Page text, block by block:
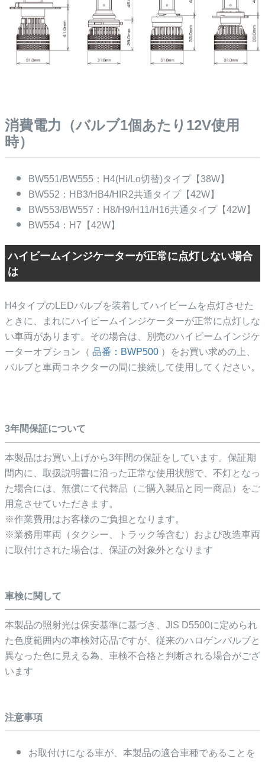
消費電力（バルブ1個あたり12V使用
時）
BW551/BW555：H4(Hi/Lo切替)タイプ【38W】
BW552：HB3/HB4/HIR2共通タイプ【42W】
BW553/BW557：H8/H9/H11/H16共通タイプ【42W】
BW554：H7【42W】
ハイビームインジケーターが正常に点灯しない場合
は
H4タイプのLEDバルブを装着してハイビームを点灯させた
ときに、まれにハイビームインジケーターが正常に点灯しな
い車両があります。その場合は、別売のハイビームインジケ
ーターオプション（ 品番：BWP500 ）をお買い求めの上、
バルブと車両コネクターの間に接続して使用してください。
3年間保証について
本製品はお買い上げから3年間の保証をしています。保証期
間内に、取扱説明書に沿った正常な使用状態で、不灯となっ
た場合には、無償にて代替品（ご購入製品と同一商品）をご
用意させていただきます。
※作業費用はお客様のご負担となります。
※業務用車両（タクシー、トラック等含む）および改造車両
に取付けされた場合は、保証の対象外となります
車検に関して
本製品の照射光は保安基準に基づき、JIS D5500に定められ
た色度範囲内の車検対応品ですが、従来のハロゲンバルブと
異なった色に見える為、車検不合格と判断される場合がござ
います
注意事項
お取付けになる車が、本製品の適合車種であることを